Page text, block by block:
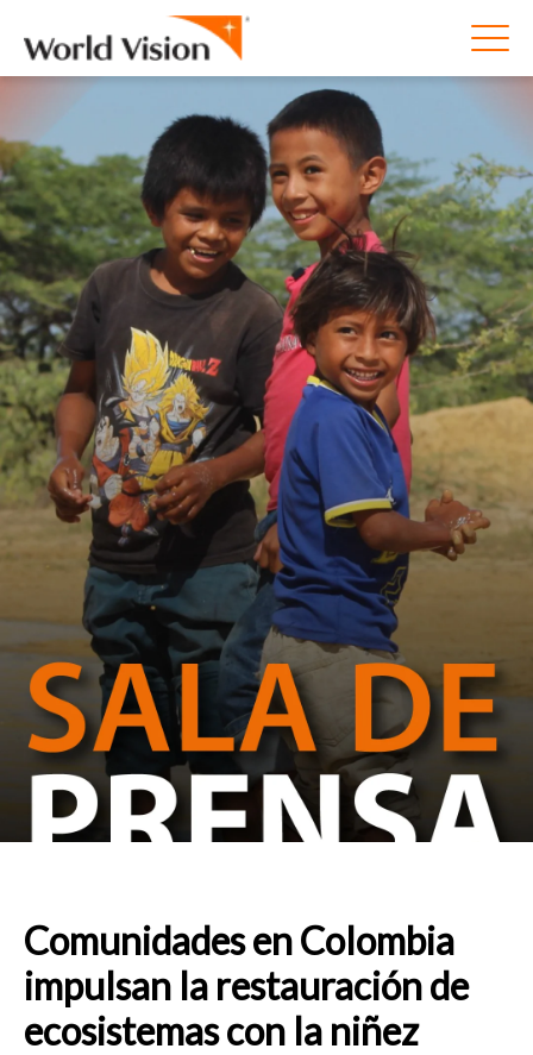
Comunidades en Colombia
impulsan la restauración de
ecosistemas con la niñez